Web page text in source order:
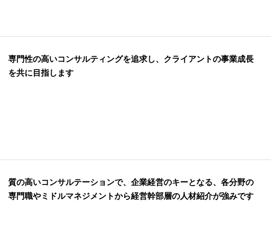
専門性の高いコンサルティングを追求し、クライアントの事業成長
を共に目指します
質の高いコンサルテーションで、企業経営のキーとなる、各分野の
専門職やミドルマネジメントから経営幹部層の人材紹介が強みです